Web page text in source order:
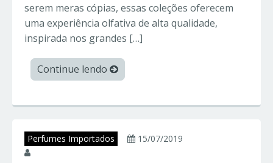
serem meras cópias, essas coleções oferecem
uma experiência olfativa de alta qualidade,
inspirada nos grandes […]
Continue lendo
Perfumes Importados
15/07/2019